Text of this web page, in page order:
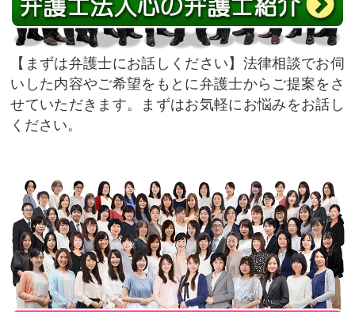
まずは弁護士にお話しください
法律相談でお伺
いした内容やご希望をもとに弁護士からご提案をさ
せていただきます。まずはお気軽にお悩みをお話し
ください。